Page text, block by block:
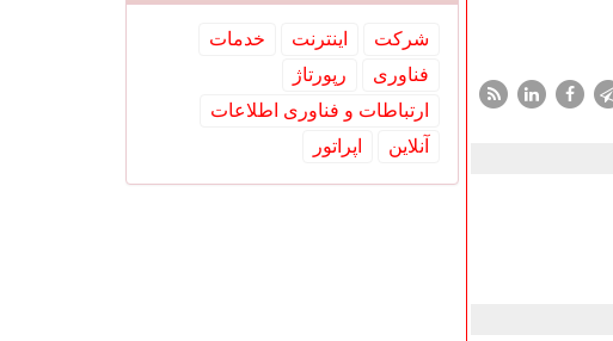
شركت اینترنت
خدمات
فناوری
رپورتاژ
ارتباطات و فناوری اطلاعات
آنلاین
اپراتور